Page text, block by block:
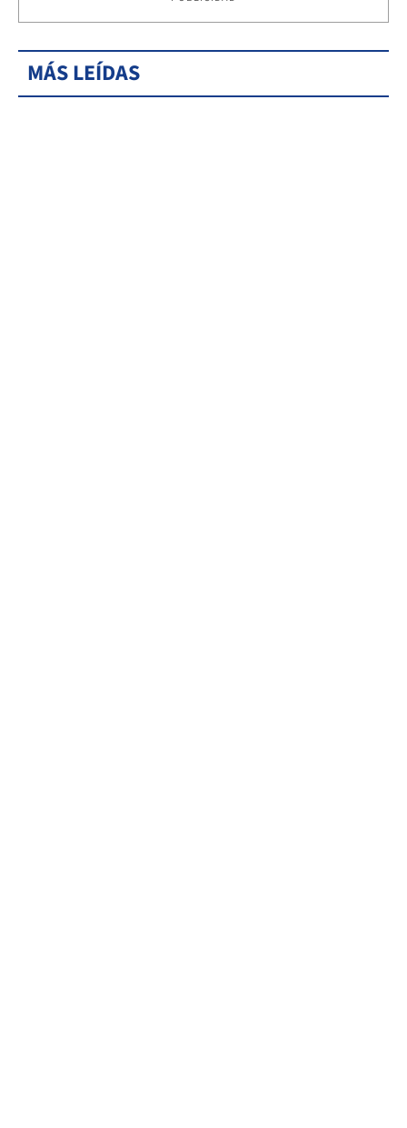
MÁS LEÍDAS